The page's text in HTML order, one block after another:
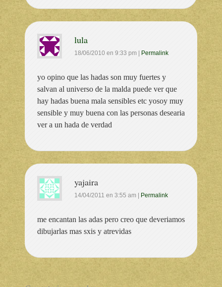
lula
18/06/2010 en 9:33 pm Permalink
yo opino que las hadas son muy fuertes y
salvan al universo de la malda puede ver que
hay hadas buena mala sensibles etc yosoy muy
sensible y muy buena con las personas desearia
ver a un hada de verdad
yajaira
14/04/2011 en 3:55 am Permalink
me encantan las adas pero creo que deveriamos
dibujarlas mas sxis y atrevidas